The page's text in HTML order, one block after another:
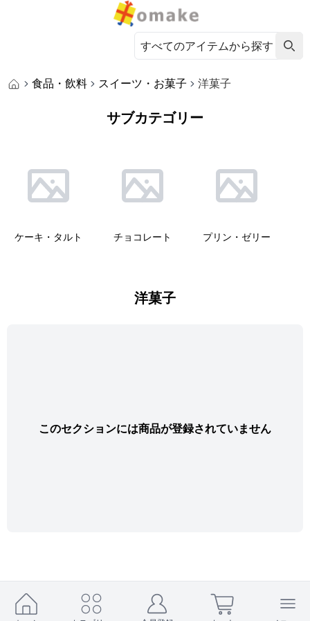
食品・飲料 スイーツ・お菓子 洋菓子
サブカテゴリー
ケーキ・タルト チョコレート プリン・ゼリー
洋菓子
このセクションには商品が登録されていません